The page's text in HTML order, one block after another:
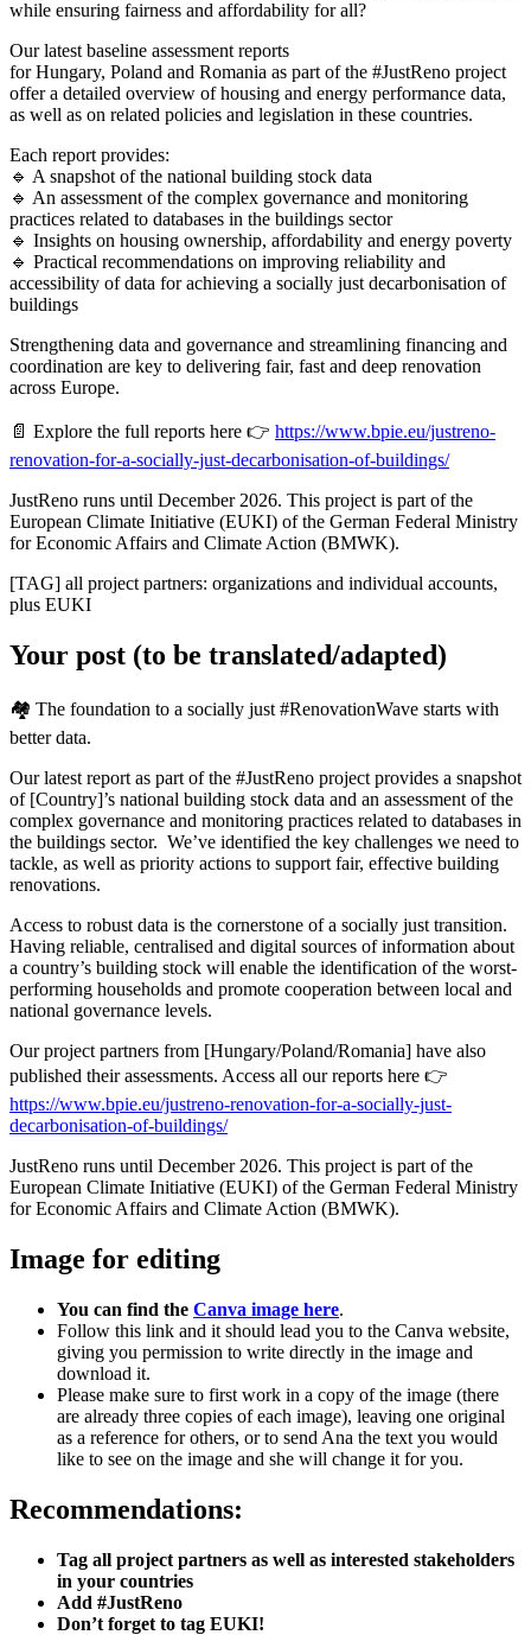
while ensuring fairness and affordability for all?
Our latest baseline assessment reports
for Hungary, Poland and Romania as part of the #JustReno project
offer a detailed overview of housing and energy performance data,
as well as on related policies and legislation in these countries.
Each report provides:
🔹 A snapshot of the national building stock data
🔹 An assessment of the complex governance and monitoring
practices related to databases in the buildings sector
🔹 Insights on housing ownership, affordability and energy poverty
🔹 Practical recommendations on improving reliability and
accessibility of data for achieving a socially just decarbonisation of
buildings
Strengthening data and governance and streamlining financing and
coordination are key to delivering fair, fast and deep renovation
across Europe.
📄 Explore the full reports here 👉 https://www.bpie.eu/justreno-
renovation-for-a-socially-just-decarbonisation-of-buildings/
JustReno runs until December 2026. This project is part of the
European Climate Initiative (EUKI) of the German Federal Ministry
for Economic Affairs and Climate Action (BMWK).
[TAG] all project partners: organizations and individual accounts,
plus EUKI
Your post (to be translated/adapted)
🏘️ The foundation to a socially just #RenovationWave starts with
better data.
Our latest report as part of the #JustReno project provides a snapshot
of [Country]’s national building stock data and an assessment of the
complex governance and monitoring practices related to databases in
the buildings sector. We’ve identified the key challenges we need to
tackle, as well as priority actions to support fair, effective building
renovations.
Access to robust data is the cornerstone of a socially just transition.
Having reliable, centralised and digital sources of information about
a country’s building stock will enable the identification of the worst-
performing households and promote cooperation between local and
national governance levels.
Our project partners from [Hungary/Poland/Romania] have also
published their assessments. Access all our reports here 👉
https://www.bpie.eu/justreno-renovation-for-a-socially-just-
decarbonisation-of-buildings/
JustReno runs until December 2026. This project is part of the
European Climate Initiative (EUKI) of the German Federal Ministry
for Economic Affairs and Climate Action (BMWK).
Image for editing
You can find the Canva image here.
Follow this link and it should lead you to the Canva website,
giving you permission to write directly in the image and
download it.
Please make sure to first work in a copy of the image (there
are already three copies of each image), leaving one original
as a reference for others, or to send Ana the text you would
like to see on the image and she will change it for you.
Recommendations:
Tag all project partners as well as interested stakeholders
in your countries
Add #JustReno
Don’t forget to tag EUKI!